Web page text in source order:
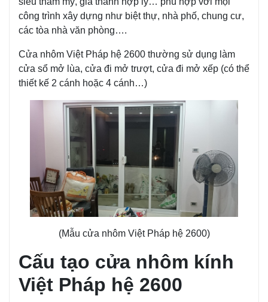
công trình xây dựng như biệt thự, nhà phố, chung cư,
các tòa nhà văn phòng….
Cửa nhôm Việt Pháp hệ 2600 thường sử dụng làm
cửa sổ mở lùa, cửa đi mở trượt, cửa đi mở xếp (có thể
thiết kế 2 cánh hoặc 4 cánh…)
(Mẫu cửa nhôm Việt Pháp hệ 2600)
Cấu tạo cửa nhôm kính
Việt Pháp hệ 2600